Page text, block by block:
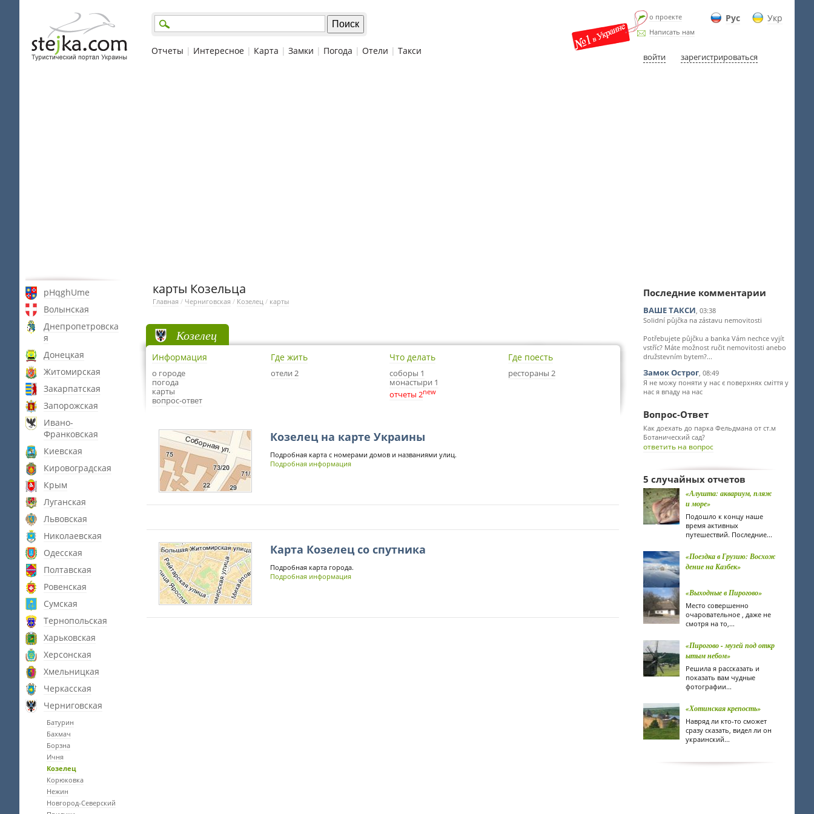
Рус Укр
о проекте
Написать нам
войти зарегистрироваться
Отчеты | Интересное | Карта | Замки | Погода | Отели | Такси
pHqghUme
Волынская
Днепропетровска
я
Донецкая
Житомирская
Закарпатская
Запорожская
Ивано-
Франковская
Киевская
Кировоградская
Крым
Луганская
Львовская
Николаевская
Одесская
Полтавская
Ровенская
Сумская
Тернопольская
Харьковская
Херсонская
Хмельницкая
Черкасская
Черниговская
Батурин
Бахмач
Борзна
Ичня
Козелец
Корюковка
Нежин
Новгород-Северский
карты Козельца
Главная / Черниговская / Козелец / карты
Козелец
Информация
о городе
погода
карты
вопрос-ответ
Где жить
отели 2
Что делать
соборы 1
монастыри 1
отчеты 2new
Где поесть
рестораны 2
Козелец на карте Украины
Подробная карта с номерами домов и названиями улиц.
Подробная информация
Карта Козелец со спутника
Подробная карта города.
Подробная информация
Последние комментарии
ВАШЕ ТАКСИ, 03:38
Solidní půjčka na zástavu nemovitosti
Potřebujete půjčku a banka Vám nechce vyjít
vstříc? Máte možnost ručit nemovitosti anebo
družstevním bytem?...
Замок Острог, 08:49
Я не можу поняти у нас є поверхнях сміття у
нас я впаду на нас
Вопрос-Ответ
Как доехать до парка Фельдмана от ст.м
Ботанический сад?
ответить на вопрос
5 случайных отчетов
«Алушта: аквариум, пляж
и море»
Подошло к концу наше
время активных
путешествий. Последние...
«Поездка в Грузию: Восхож
дение на Казбек»
«Выходные в Пирогово»
Место совершенно
очаровательное , даже не
смотря на то,...
«Пирогово - музей под откр
ытым небом»
Решила я рассказать и
показать вам чудные
фотографии...
«Хотинская крепость»
Навряд ли кто-то сможет
сразу сказать, видел ли он
украинский...